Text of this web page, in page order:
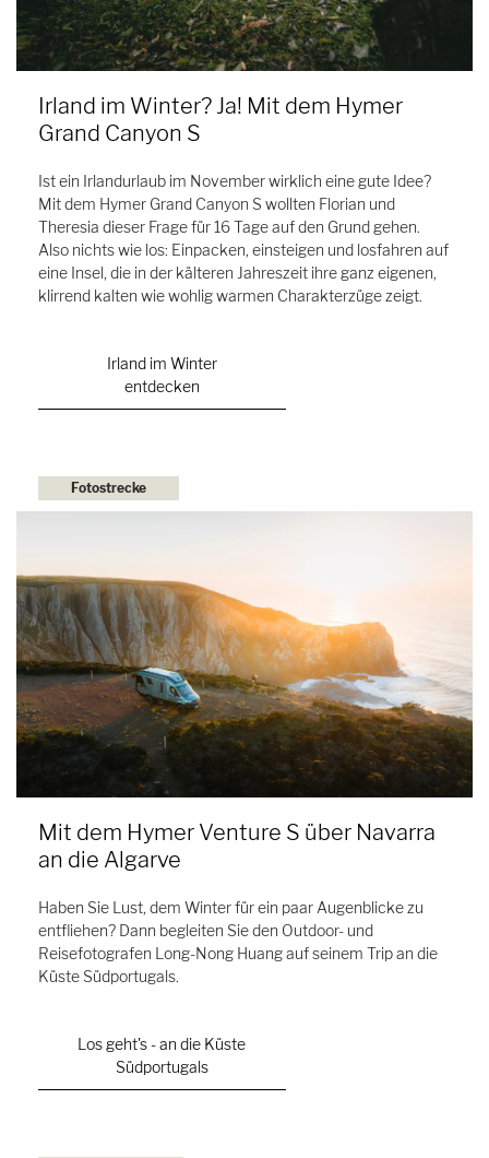
Irland im Winter? Ja! Mit dem Hymer
Grand Canyon S
Ist ein Irlandurlaub im November wirklich eine gute Idee?
Mit dem Hymer Grand Canyon S wollten Florian und
Theresia dieser Frage für 16 Tage auf den Grund gehen.
Also nichts wie los: Einpacken, einsteigen und losfahren auf
eine Insel, die in der kälteren Jahreszeit ihre ganz eigenen,
klirrend kalten wie wohlig warmen Charakterzüge zeigt.
Irland im Winter
entdecken
Fotostrecke
Mit dem Hymer Venture S über Navarra
an die Algarve
Haben Sie Lust, dem Winter für ein paar Augenblicke zu
entfliehen? Dann begleiten Sie den Outdoor- und
Reisefotografen Long-Nong Huang auf seinem Trip an die
Küste Südportugals.
Los geht's - an die Küste
Südportugals